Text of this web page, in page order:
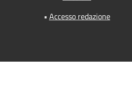
• Accesso redazione